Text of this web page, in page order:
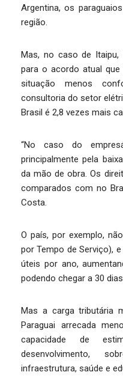
Argentina, os
região.
Mas, no caso de
para o acordo atual
situação menos
consultoria do setor
Brasil é 2,8 vezes mais
“No caso do
principalmente pela
da mão de obra. Os
comparados com no
Costa.
O país, por exemplo,
por Tempo de Serviço),
úteis por ano,
podendo chegar a 30
Mas a carga tributária
Paraguai arrecada
capacidade de
desenvolvimento,
infraestrutura, saúde e